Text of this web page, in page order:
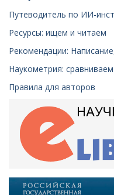
Путеводитель по ИИ-
Ресурсы: ищем и читаем
Рекомендации:
Наукометрия:
Правила для авторов